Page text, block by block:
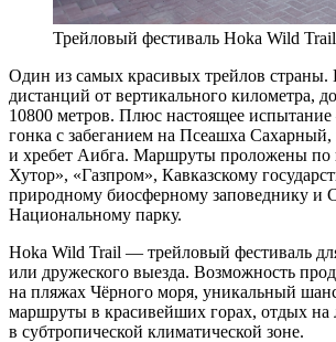
Трейловый фестиваль Hoka Wild Trail
Один из самых красивых трейлов
дистанций от вертикального километра,
10800 метров. Плюс настоящее
гонка с забеганием на Псеашха
и хребет Аибга. Маршруты проложены по
Хутор», «Газпром», Кавказскому
природному биосферному заповеднику и
Национальному парку.
Hoka Wild Trail — трейловый фестиваль
или дружеского выезда. Возможность
на пляжах Чёрного моря, уникальный
маршруты в красивейших горах, отдых на
в субтропической климатической зоне.